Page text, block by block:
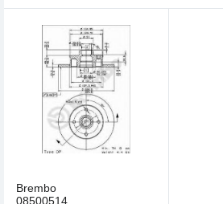
Brembo
08500514